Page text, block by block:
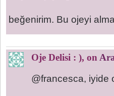
beğenirim. Bu ojeyi
Oje Delisi : ), on
@francesca, iyide